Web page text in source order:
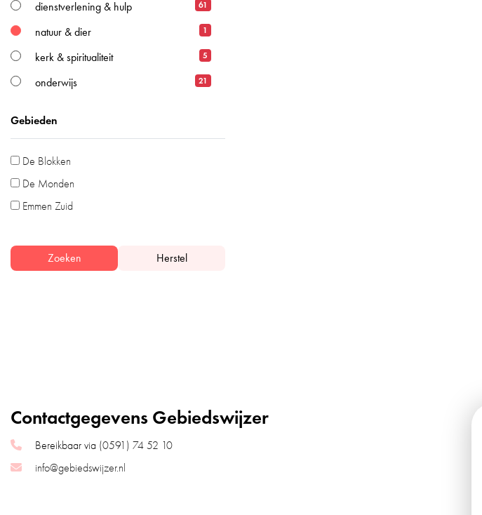
dienstverlening & hulp 61
natuur & dier 1
kerk & spiritualiteit 5
onderwijs 21
Gebieden
De Blokken
De Monden
Emmen Zuid
Zoeken Herstel
Contactgegevens Gebiedswijzer
Bereikbaar via (0591) 74 52 10
info@gebiedswijzer.nl